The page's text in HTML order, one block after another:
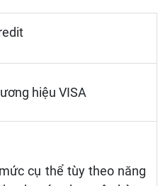
hiệu VISA
cụ thể tùy theo năng